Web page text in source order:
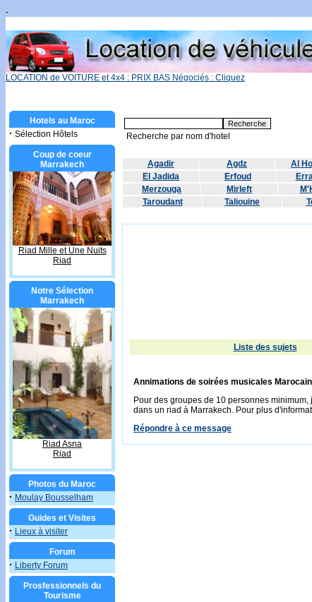
-
LOCATION de VOITURE et 4x4 : PRIX BAS Négociés : Cliquez
Hotels au Maroc
· Sélection Hôtels
Coup de coeur
Marrakech
Riad Mille et Une Nuits
Riad
Notre Sélection
Marrakech
Riad Asna
Riad
Photos du Maroc
· Moulay Bousselham
Guides et Visites
· Lieux à visiter
Forum
· Liberty Forum
Prosfessionnels du
Tourisme
Recherche par nom d'hotel
Agadir Agdz Al
El Jadida
Erfoud
Merzouga
Mirleft
Taroudant
Taliouine
Liste des sujets
Annimations de soirées musicales
Pour des groupes de 10 personnes
dans un riad à Marrakech. Pour plus
Répondre à ce message